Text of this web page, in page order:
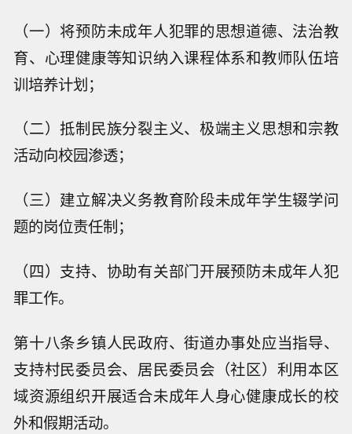
（一）将预防未成年人犯罪的思想道德、法治教
育、心理健康等知识纳入课程体系和教师队伍培
训培养计划；
（二）抵制民族分裂主义、极端主义思想和宗教
活动向校园渗透；
（三）建立解决义务教育阶段未成年学生辍学问
题的岗位责任制；
（四）支持、协助有关部门开展预防未成年人犯
罪工作。
第十八条乡镇人民政府、街道办事处应当指导、
支持村民委员会、居民委员会（社区）利用本区
域资源组织开展适合未成年人身心健康成长的校
外和假期活动。